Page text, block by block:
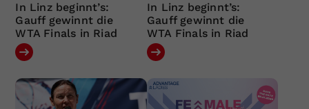
In Linz beginnt’s:
Gauff gewinnt die
WTA Finals in Riad
In Linz beginnt’s:
Gauff gewinnt die
WTA Finals in Riad